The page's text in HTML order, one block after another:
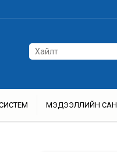
МЭДЭЭЛЛИЙН САН